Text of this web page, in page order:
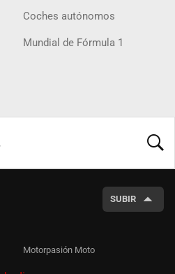
Coches autónomos
Mundial de Fórmula 1
SUBIR
Motorpasión Moto